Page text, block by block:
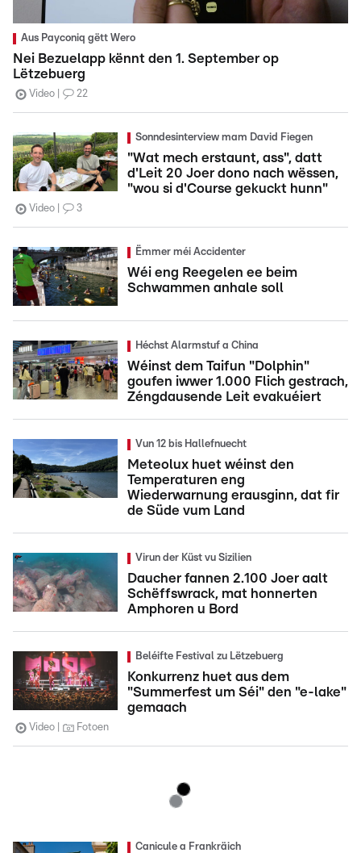
Aus Payconiq gëtt Wero
Nei Bezuelapp kënnt den 1. September op
Lëtzebuerg
Video 22
Sonndesinterview mam David Fiegen
"Wat mech erstaunt, ass", datt
d'Leit 20 Joer dono nach wëssen,
"wou si d'Course gekuckt hunn"
Video 3
Ëmmer méi Accidenter
Wéi eng Reegelen ee beim
Schwammen anhale soll
Héchst Alarmstuf a China
Wéinst dem Taifun "Dolphin"
goufen iwwer 1.000 Flich gestrach,
Zéngdausende Leit evakuéiert
Vun 12 bis Hallefnuecht
Meteolux huet wéinst den
Temperaturen eng
Wiederwarnung erausginn, dat fir
de Süde vum Land
Virun der Küst vu Sizilien
Daucher fannen 2.100 Joer aalt
Schëffswrack, mat honnerten
Amphoren u Bord
Beléifte Festival zu Lëtzebuerg
Konkurrenz huet aus dem
"Summerfest um Séi" den "e-lake"
gemaach
Video Fotoen
Canicule a Frankräich